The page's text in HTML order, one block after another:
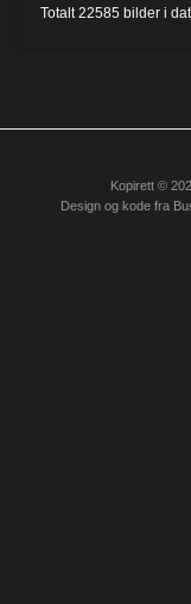
Totalt22585 bilder i
Kopirett ©
Design og kode fra